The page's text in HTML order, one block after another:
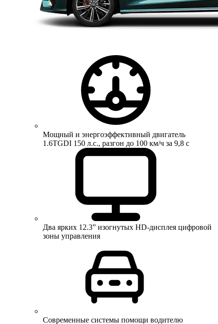
Мощный и энергоэффективный двигатель
1.6TGDI 150 л.с., разгон до 100 км/ч за 9,8 с
Два ярких 12.3” изогнутых HD-дисплея цифровой
зоны управления
Современные системы помощи водителю